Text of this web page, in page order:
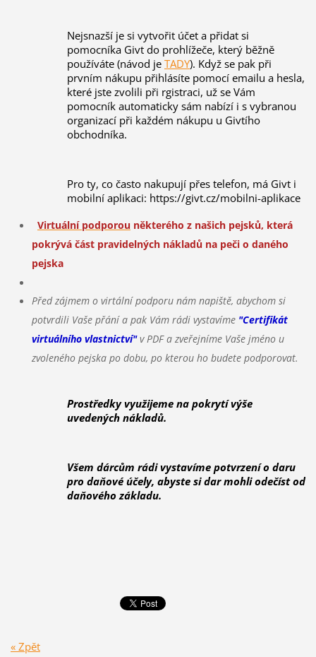
Nejsnazší je si vytvořit účet a přidat si
pomocníka Givt do prohlížeče, který běžně
používáte (návod je TADY). Když se pak při
prvním nákupu přihlásíte pomocí emailu a hesla,
které jste zvolili při rgistraci, už se Vám
pomocník automaticky sám nabízí i s vybranou
organizací při každém nákupu u Givtího
obchodníka.
Pro ty, co často nakupují přes telefon, má Givt i
mobilní aplikaci: https://givt.cz/mobilni-aplikace
Virtuální podporou některého z našich pejsků, která
pokrývá část pravidelných nákladů na peči o daného
pejska
​Před zájmem o virtální podporu nám napiště, abychom si
potvrdili Vaše přání a pak Vám rádi vystavíme "Certifikát
virtuálního vlastnictví"v PDF a zveřejníme Vaše jméno u
zvoleného pejska po dobu, po kterou ho budete podporovat.
Prostředky využijeme na pokrytí výše
uvedených nákladů.
Všem dárcům rádi vystavíme potvrzení o daru
pro daňové účely, abyste si dar mohli odečíst od
daňového základu.
« Zpět